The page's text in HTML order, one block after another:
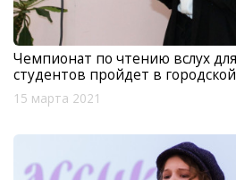
Чемпионат по чтению вслух
студентов пройдет в
15 марта 2021